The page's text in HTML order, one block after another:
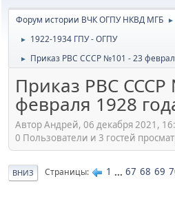
Форум истории ВЧК ОГПУ НКВД МГБ ►
► 1922-1934 ГПУ - ОГПУ
► Приказ РВС СССР №101 - 23
Приказ РВС СССР
февраля 1928
Автор Андрей, 06 декабря 2021,
0 Пользователи и 3 гостей
ВНИЗ Страницы 1 ... 67 68 69